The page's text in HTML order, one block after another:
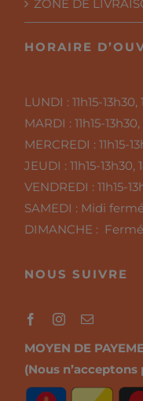
ZONE DE
HORAIRE
LUNDI :11h15-
MARDI :11h15-
MERCREDI :11h15-
JEUDI :11h15-
VENDREDI :11h15-
SAMEDI : Midi
DIMANCHE : Fermé
NOUS SUIVRE
MOYEN DE
(Nous n’acceptons